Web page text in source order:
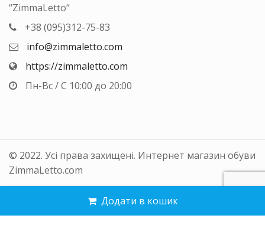
Додати в кошик
“ZimmaLetto“
+38 (095)312-75-83
info@zimmaletto.com
https://zimmaletto.com
Пн-Вс / С 10:00 до 20:00
© 2022. Усі права захищені. Интернет магазин обуви
ZimmaLetto.com